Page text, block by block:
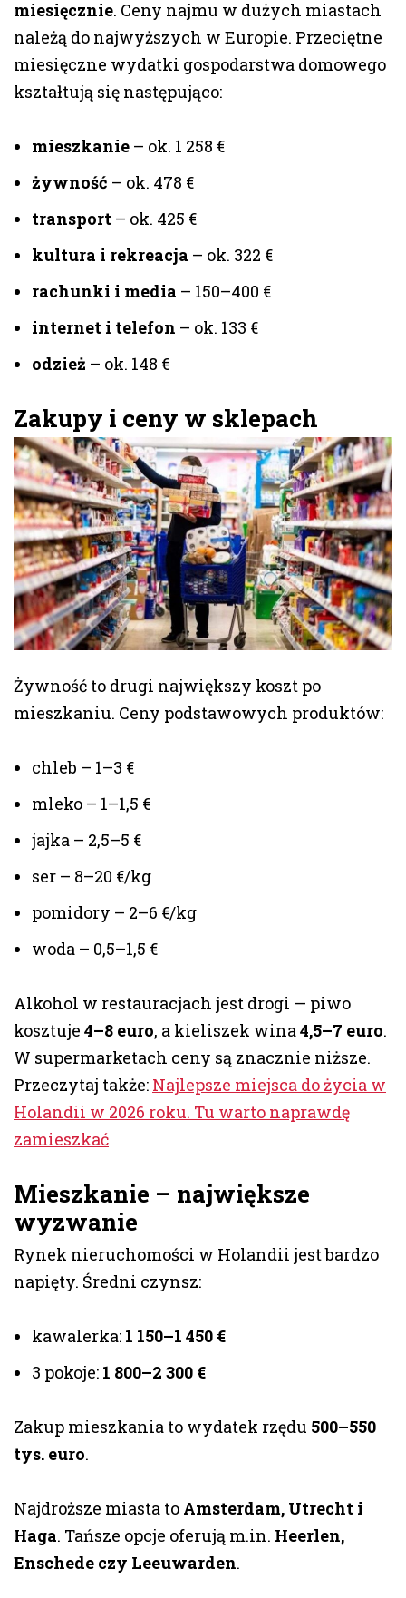
miesięcznie. Ceny najmu w dużych miastach
należą do najwyższych w Europie. Przeciętne
miesięczne wydatki gospodarstwa domowego
kształtują się następująco:
mieszkanie – ok. 1 258 €
żywność – ok. 478 €
transport – ok. 425 €
kultura i rekreacja – ok. 322 €
rachunki i media – 150–400 €
internet i telefon – ok. 133 €
odzież – ok. 148 €
Zakupy i ceny w sklepach
Żywność to drugi największy koszt po
mieszkaniu. Ceny podstawowych produktów:
chleb – 1–3 €
mleko – 1–1,5 €
jajka – 2,5–5 €
ser – 8–20 €/kg
pomidory – 2–6 €/kg
woda – 0,5–1,5 €
Alkohol w restauracjach jest drogi — piwo
kosztuje 4–8 euro, a kieliszek wina4,5–7 euro.
W supermarketach ceny są znacznie niższe.
Przeczytaj także: Najlepsze miejsca do życia w
Holandii w 2026 roku. Tu warto naprawdę
zamieszkać
Mieszkanie – największe
wyzwanie
Rynek nieruchomości w Holandii jest bardzo
napięty. Średni czynsz:
kawalerka: 1 150–1 450 €
3 pokoje: 1 800–2 300 €
Zakup mieszkania to wydatek rzędu 500–550
tys. euro.
Najdroższe miasta to Amsterdam, Utrecht i
Haga. Tańsze opcje oferują m.in. Heerlen,
Enschede czy Leeuwarden.